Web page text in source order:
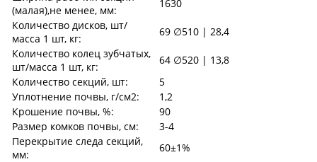
(малая),не менее, мм:
1630
Количество дисков, шт/
масса 1 шт, кг:
69 ∅510 | 28,4
Количество колец зубчатых,
шт/масса 1 шт, кг:
64 ∅520 | 13,8
Количество секций, шт:
5
Уплотнение почвы, г/см2:
1,2
Крошение почвы, %:
90
Размер комков почвы, см:
3-4
Перекрытие следа секций,
мм:
60±1%